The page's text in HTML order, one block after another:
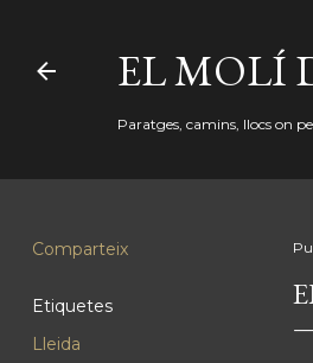
EL MOLÍ
Paratges, camins, llocs on
Comparteix
Etiquetes
Lleida